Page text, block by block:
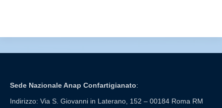
Sede Nazionale Anap Confartigianato:
Indirizzo: Via S. Giovanni in Laterano, 152 – 00184 Roma RM